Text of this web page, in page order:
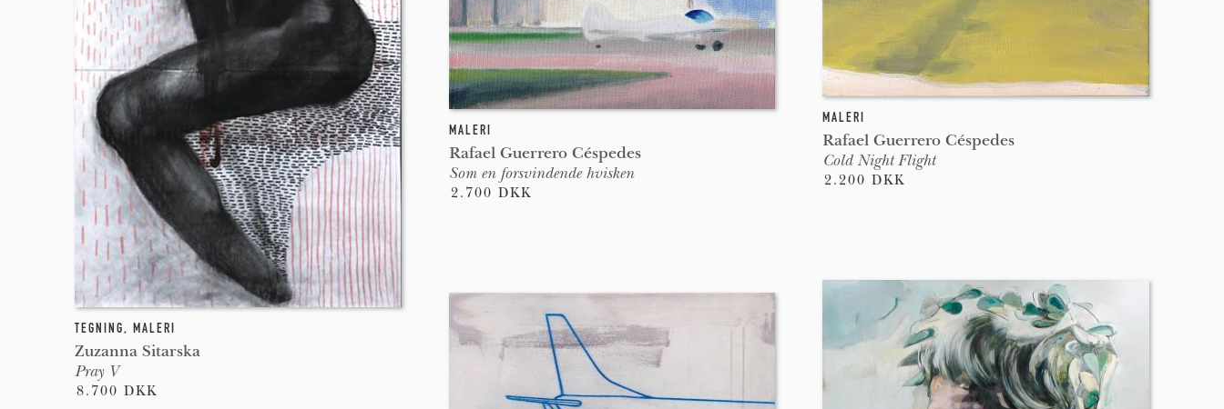
TEGNING, MALERI
Zuzanna Sitarska
Pray V
8.700 DKK
MALERI
Rafael Guerrero Céspedes
Som en forsvindende hvisken
2.700 DKK
MALERI
Rafael Guerrero Céspedes
Cold Night Flight
2.200 DKK